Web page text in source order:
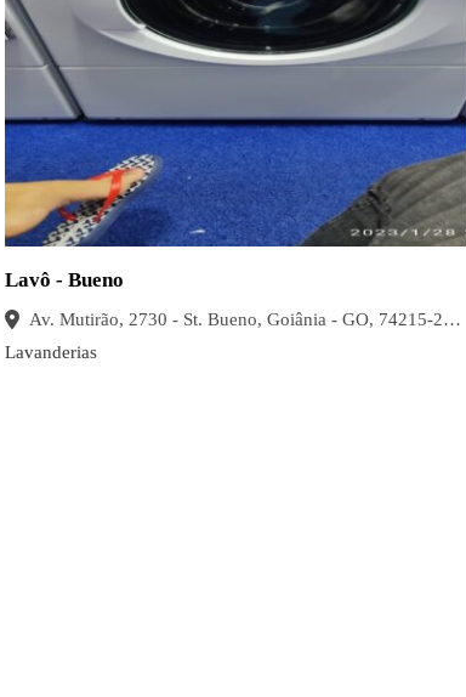
Lavô - Bueno
Av. Mutirão, 2730 - St. Bueno, Goiânia - GO, 74215-240, Brasil
Lavanderias